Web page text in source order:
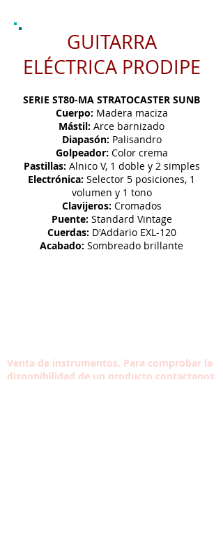
GUITARRA
ELÉCTRICA PRODIPE
SERIE ST80-MA STRATOCASTER SUNB
Cuerpo: Madera maciza
Mástil: Arce barnizado
Diapasón: Palisandro
Golpeador: Color crema
Pastillas: Alnico V, 1 doble y 2 simples
Electrónica: Selector 5 posiciones, 1
volumen y 1 tono
Clavijeros: Cromados
Puente: Standard Vintage
Cuerdas: D'Addario EXL-120
Acabado: Sombreado brillante
Venta de instrumentos. Para comprobar la
disponibilidad de un producto contactanos